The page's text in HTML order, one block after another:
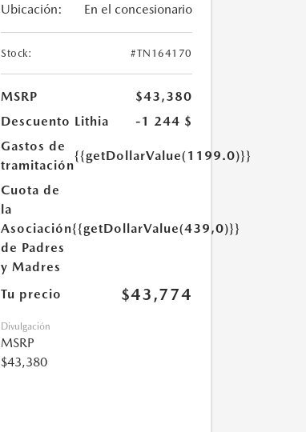
Ubicación: En el concesionario
Stock: #TN164170
MSRP
$43,380
Descuento Lithia
-1 244 $
Gastos de
tramitación
{{getDollarValue(1199.0)}}
Cuota de
la
Asociación
de Padres
y Madres
{{getDollarValue(439,0)}}
Tu precio $43,774
Divulgación
MSRP
$43,380